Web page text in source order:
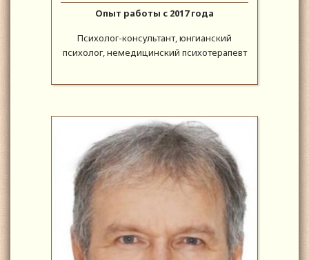
Опыт работы с 2017 года
Психолог-консультант, юнгианский
психолог, немедицинский психотерапевт